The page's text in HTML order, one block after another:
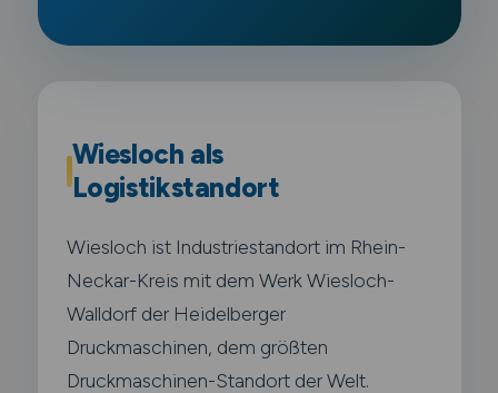
Wiesloch als
Logistikstandort
Wiesloch ist Industriestandort im Rhein-
Neckar-Kreis mit dem Werk Wiesloch-
Walldorf der Heidelberger
Druckmaschinen, dem größten
Druckmaschinen-Standort der Welt.